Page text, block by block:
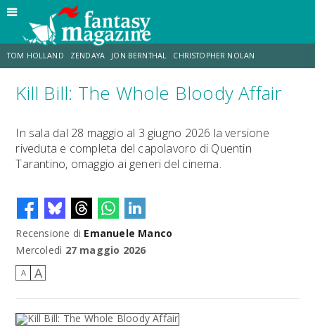
TOM HOLLAND ZENDAYA JON BERNTHAL CHRISTOPHER NOLAN
STRANIMONDI LUCCA COMICS & GAMES ODISSEA JACOB BATALON
SPIDER-MAN: BRAND NEW DAY MICHAEL MANDO
Kill Bill: The Whole Bloody Affair
In sala dal 28 maggio al 3 giugno 2026 la versione
riveduta e completa del capolavoro di Quentin
Tarantino, omaggio ai generi del cinema.
Recensione di Emanuele Manco
Mercoledì 27 maggio 2026
A A